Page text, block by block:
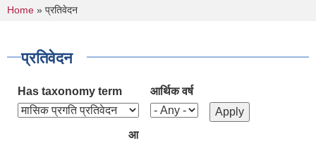
You are here
Home » प्रतिवेदन
प्रतिवेदन
Has taxonomy term आर्थिक वर्ष
आ